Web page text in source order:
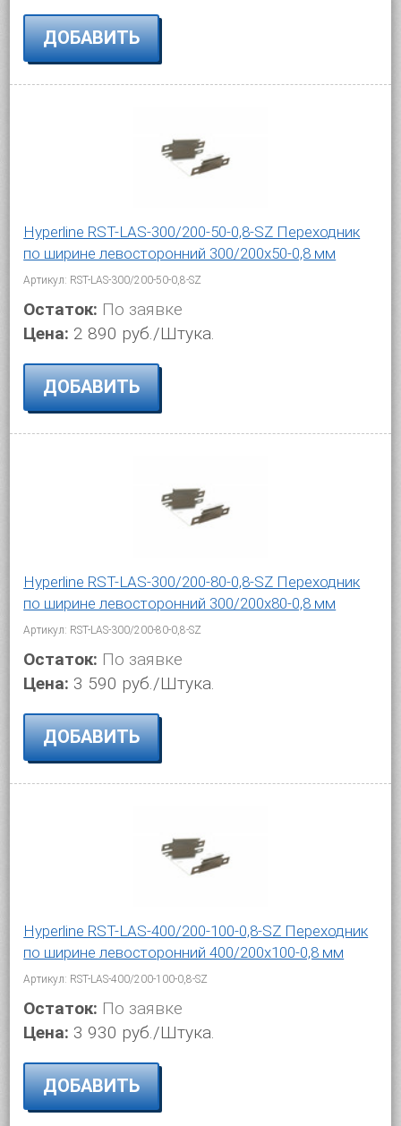
ДОБАВИТЬ
Hyperline RST-LAS-300/200-50-0,8-SZ Переходник
по ширине левосторонний 300/200x50-0,8 мм
Артикул: RST-LAS-300/200-50-0,8-SZ
Остаток: По заявке
Цена: 2 890 руб./Штука.
ДОБАВИТЬ
Hyperline RST-LAS-300/200-80-0,8-SZ Переходник
по ширине левосторонний 300/200x80-0,8 мм
Артикул: RST-LAS-300/200-80-0,8-SZ
Остаток: По заявке
Цена: 3 590 руб./Штука.
ДОБАВИТЬ
Hyperline RST-LAS-400/200-100-0,8-SZ Переходник
по ширине левосторонний 400/200x100-0,8 мм
Артикул: RST-LAS-400/200-100-0,8-SZ
Остаток: По заявке
Цена: 3 930 руб./Штука.
ДОБАВИТЬ